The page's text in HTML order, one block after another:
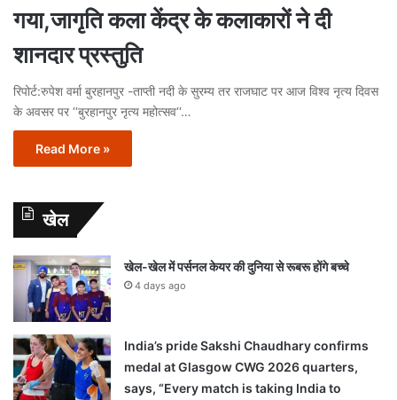
गया,जागृति कला केंद्र के कलाकारों ने दी
शानदार प्रस्तुति
रिपोर्ट:रुपेश वर्मा बुरहानपुर -ताप्ती नदी के सुरम्य तर राजघाट पर आज विश्व नृत्य दिवस
के अवसर पर ‘‘बुरहानपुर नृत्य महोत्सव‘‘…
Read More »
खेल
खेल-खेल में पर्सनल केयर की दुनिया से रूबरू होंगे बच्चे
4 days ago
India’s pride Sakshi Chaudhary confirms
medal at Glasgow CWG 2026 quarters,
says, “Every match is taking India to